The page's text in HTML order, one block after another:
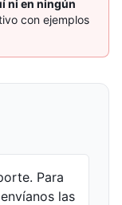
ni en ningún
con ejemplos
Para
las